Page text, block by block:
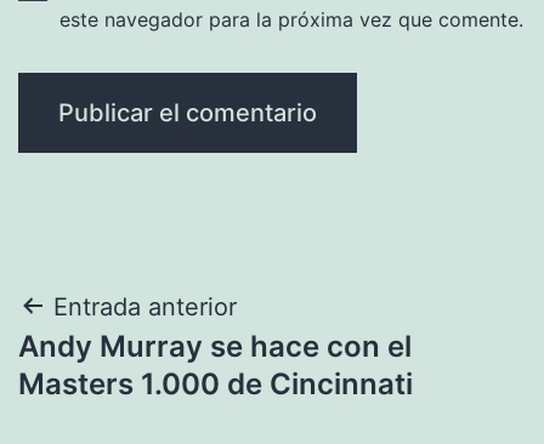
este navegador para la próxima vez que comente.
Navegación
de
Entrada anterior
Andy Murray se hace con el
Masters 1.000 de Cincinnati